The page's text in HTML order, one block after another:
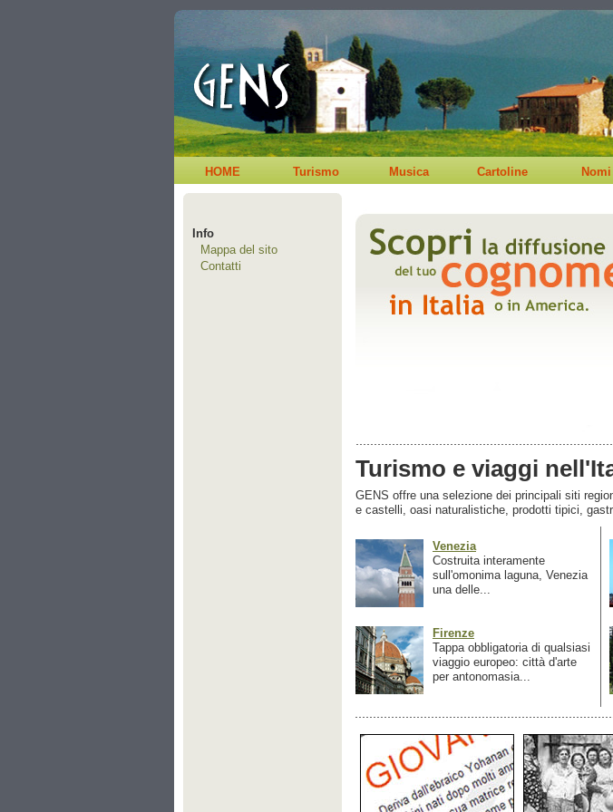
HOME Turismo Musica Cartoline Nomi
Info
Mappa del sito
Contatti
Turismo e viaggi
GENS offre una selezione dei principali siti
e castelli, oasi naturalistiche, prodotti tipici,
Venezia
Costruita interamente
sull'omonima laguna, Venezia
una delle...
Firenze
Tappa obbligatoria di qualsiasi
viaggio europeo: città d'arte
per antonomasia...